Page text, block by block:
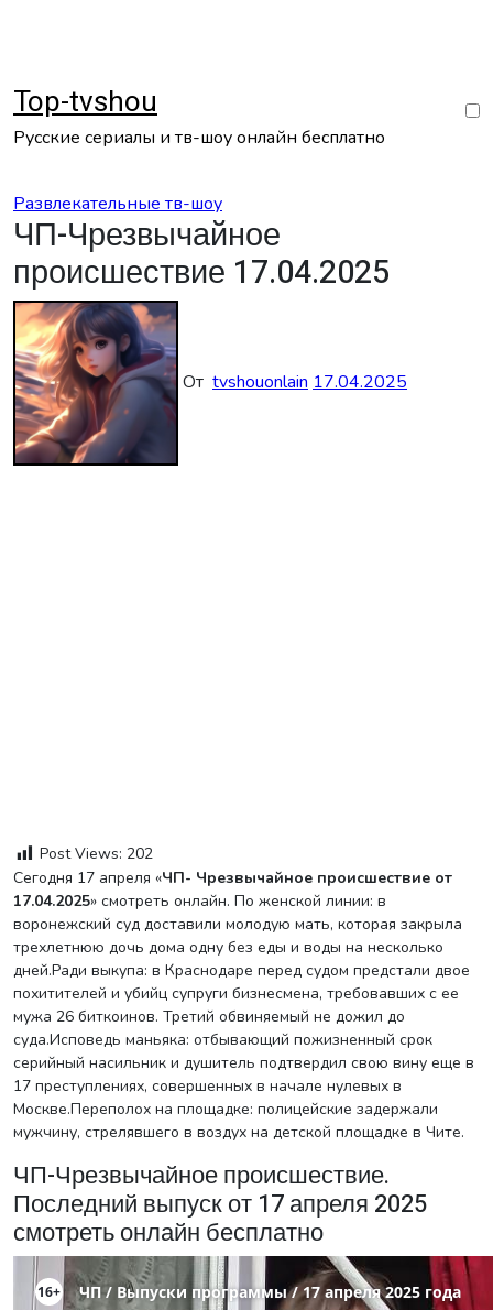
Top-tvshou
Русские сериалы и тв-шоу онлайн бесплатно
Развлекательные тв-шоу
ЧП-Чрезвычайное
происшествие 17.04.2025
От tvshouonlain 17.04.2025
Post Views: 202
Сегодня 17 апреля «ЧП- Чрезвычайное происшествие от
17.04.2025» смотреть онлайн. По женской линии: в
воронежский суд доставили молодую мать, которая закрыла
трехлетнюю дочь дома одну без еды и воды на несколько
дней.Ради выкупа: в Краснодаре перед судом предстали двое
похитителей и убийц супруги бизнесмена, требовавших с ее
мужа 26 биткоинов. Третий обвиняемый не дожил до
суда.Исповедь маньяка: отбывающий пожизненный срок
серийный насильник и душитель подтвердил свою вину еще в
17 преступлениях, совершенных в начале нулевых в
Москве.Переполох на площадке: полицейские задержали
мужчину, стрелявшего в воздух на детской площадке в Чите.
ЧП-Чрезвычайное происшествие.
Последний выпуск от 17 апреля 2025
смотреть онлайн бесплатно